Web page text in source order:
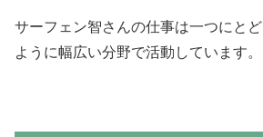
サーフェン智さんの仕事は一つにと
ように幅広い分野で活動しています。